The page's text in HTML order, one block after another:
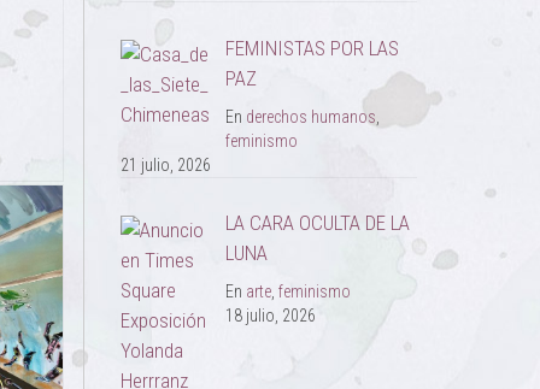
FEMINISTAS POR LAS
PAZ
En derechos humanos
feminismo
21 julio, 2026
LA CARA OCULTA DE LA
LUNA
En arte,feminismo
18 julio, 2026